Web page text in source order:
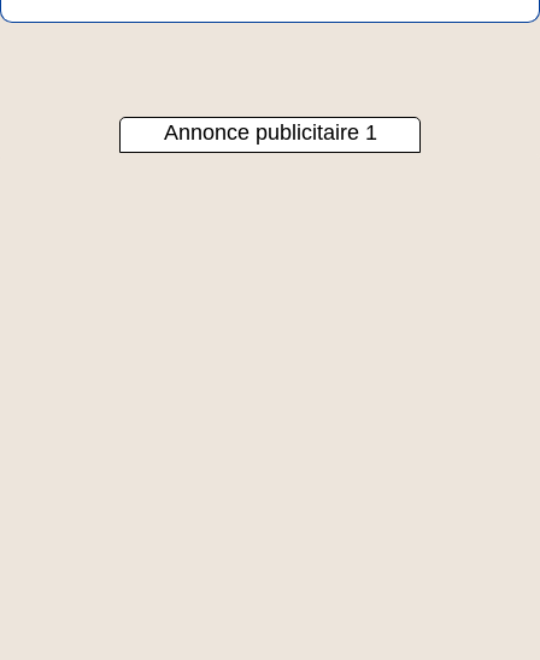
Annonce publicitaire 1